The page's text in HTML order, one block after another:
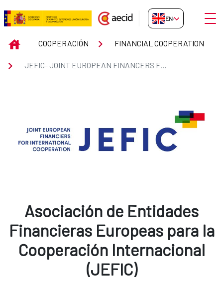
Skip to Main Content
JEFIC- JOINT EUROPEAN
EN-GB
INICIOCOOPERACIÓN FINANCIAL COOPERATION
JEFIC- JOINT EUROPEAN FINANCERS FOR INTERNATIONAL COOPERATION
Asociación de Entidades
Financieras Europeas para la
Cooperación Internacional
(JEFIC)